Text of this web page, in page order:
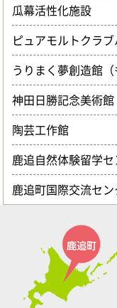
瓜幕活性化施設
ピュアモルトクラ
うりまく夢創造館（
神田日勝記念美術館
陶芸工作館
鹿追自然体験留学
鹿追町国際交流セ